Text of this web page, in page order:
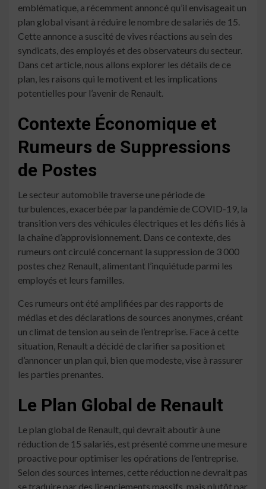
emblématique, a récemment annoncé qu’il envisageait un
plan global visant à réduire le nombre de salariés de 15.
Cette annonce a suscité de vives réactions au sein des
syndicats, des employés et des observateurs du secteur.
Dans cet article, nous allons explorer les détails de ce
plan, les raisons qui le motivent et les implications
potentielles pour l’avenir de Renault.
Contexte Économique et
Rumeurs de Suppressions
de Postes
Le secteur automobile traverse une période de
turbulences, exacerbée par la pandémie de COVID-19, la
transition vers des véhicules électriques et les défis liés à
la chaîne d’approvisionnement. Dans ce contexte, des
rumeurs ont circulé concernant la suppression de 3 000
postes chez Renault, alimentant l’inquiétude parmi les
employés et leurs familles.
Ces rumeurs ont été amplifiées par des rapports de
médias et des déclarations de sources anonymes, créant
un climat de tension au sein de l’entreprise. Face à cette
situation, Renault a décidé de clarifier sa position et
d’annoncer un plan qui, bien que modeste, vise à rassurer
les parties prenantes.
Le Plan Global de Renault
Le plan global de Renault, qui devrait aboutir à une
réduction de 15 salariés, est présenté comme une mesure
proactive pour optimiser les opérations de l’entreprise.
Selon des sources internes, cette réduction ne devrait pas
se traduire par des licenciements massifs, mais plutôt par